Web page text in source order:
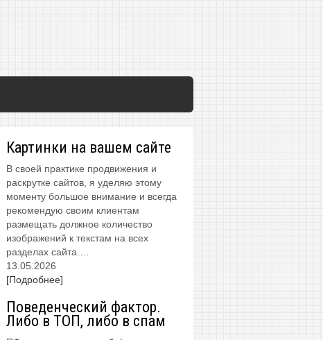
Картинки на вашем сайте
В своей практике продвижения и
раскрутке сайтов, я уделяю этому
моменту большое внимание и всегда
рекомендую своим клиентам
размещать должное количество
изображений к текстам на всех
разделах сайта.…
13.05.2026
[Подробнее]
Поведенческий фактор.
Либо в ТОП, либо в спам